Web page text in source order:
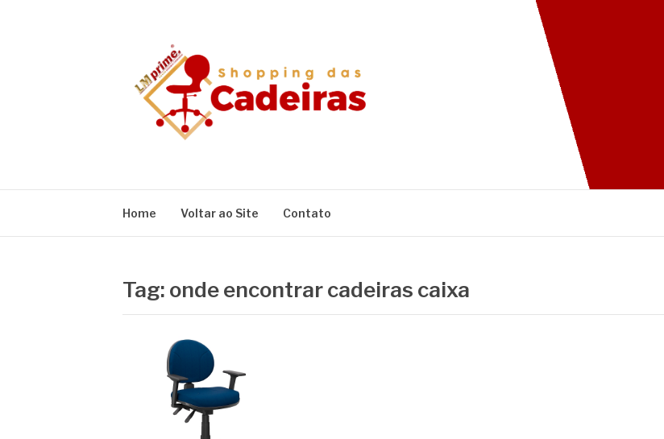
BLOG SHOPPING DAS CADEIRAS
Home Voltar ao Site Contato
Tag: onde encontrar cadeiras caixa